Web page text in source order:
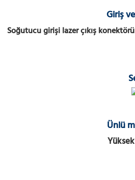
Giriş
Soğutucu girişi lazer çıkış
Ünlü